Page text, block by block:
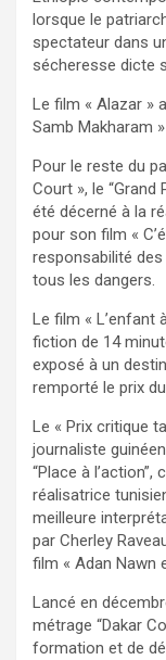
lorsque le
spectateur dans
sécheresse dicte
Le film « Alazar »
Samb Makharam
Pour le reste du
Court », le “Grand
été décerné à la
pour son film «
responsabilité
tous les dangers.
Le film « L’enfant
fiction de 14
exposé à un
remporté le prix
Le « Prix critique
journaliste
“Place à
réalisatrice
meilleure
par Cherley
film « Adan Nawn
Lancé en
métrage “Dakar
formation et de